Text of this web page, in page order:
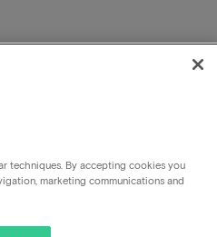
techniques. By accepting cookies you
marketing communications and